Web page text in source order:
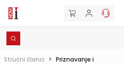
Stručni članci > Priznavanje i